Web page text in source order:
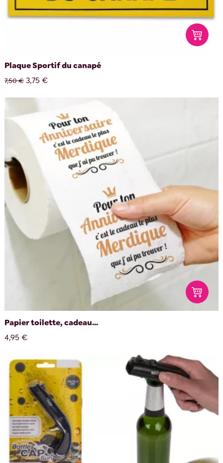
Plaque Sportif du canapé
7,50 € 3,75 €
Papier toilette, cadeau...
4,95 €